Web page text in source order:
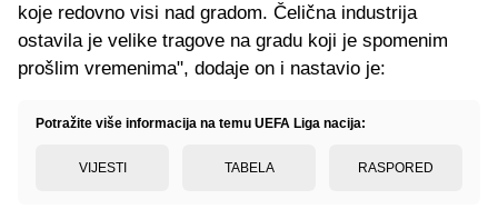
koje redovno visi nad gradom. Čelična industrija
ostavila je velike tragove na gradu koji je spomenim
prošlim vremenima", dodaje on i nastavio je:
Potražite više informacija na temu UEFA Liga nacija:
VIJESTI TABELA RASPORED